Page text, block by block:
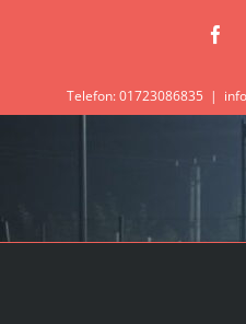
Telefon: 01723086835 |